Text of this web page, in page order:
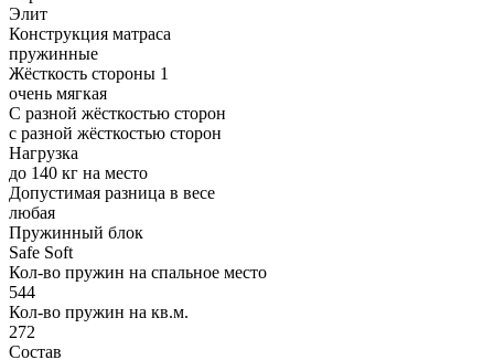
Элит
Конструкция матраса
пружинные
Жёсткость стороны 1
очень мягкая
С разной жёсткостью сторон
с разной жёсткостью сторон
Нагрузка
до 140 кг на место
Допустимая разница в весе
любая
Пружинный блок
Safe Soft
Кол-во пружин на спальное место
544
Кол-во пружин на кв.м.
272
Состав